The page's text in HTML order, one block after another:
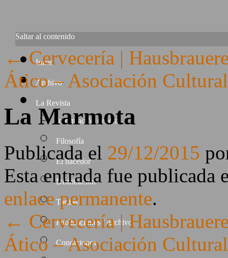
Saltar al contenido
Inicio
Archivo
La Revista
Información general
Filosofía
El hacedor
Distribución
Tarifas
Publicaciones / Archivo
Condiciones
←Cervecería |
Ático – Asociación
La Marmota
Publicada el 29/12/2015
Esta entrada fue publicada
enlace permanente.
← Cervecería |
Ático – Asociación